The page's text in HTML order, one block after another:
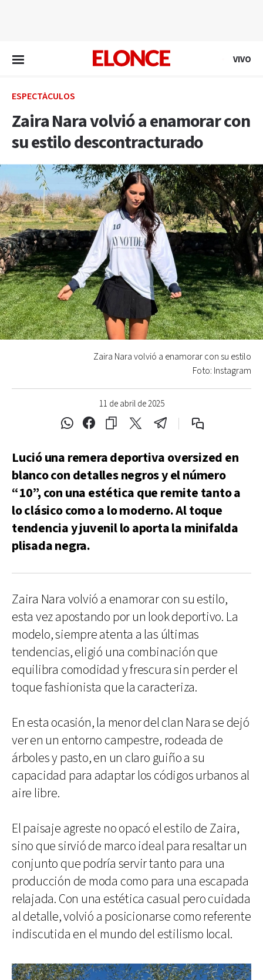
VIVO
ESPECTÁCULOS
Zaira Nara volvió a enamorar con
su estilo descontracturado
11 de abril de 2025
Zaira Nara volvió a enamorar con su estilo
Foto: Instagram
Lució una remera deportiva oversized en
blanco con detalles negros y el número
“10”, con una estética que remite tanto a
lo clásico como a lo moderno. Al toque
tendencia y juvenil lo aporta la minifalda
plisada negra.
Zaira Nara volvió a enamorar con su estilo,
esta vez apostando por un look deportivo. La
modelo, siempre atenta a las últimas
tendencias, eligió una combinación que
equilibra comodidad y frescura sin perder el
toque fashionista que la caracteriza.
En esta ocasión, la menor del clan Nara se dejó
ver en un entorno campestre, rodeada de
árboles y pasto, en un claro guiño a su
capacidad para adaptar los códigos urbanos al
aire libre.
El paisaje agreste no opacó el estilo de Zaira,
sino que sirvió de marco ideal para resaltar un
conjunto que podría servir tanto para una
producción de moda como para una escapada
relajada. Con una estética casual pero cuidada
al detalle, volvió a posicionarse como referente
indiscutida en el mundo del estilismo local.